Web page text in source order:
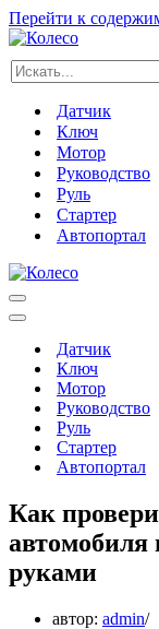
Перейти к
Искать...
Датчик
Ключ
Мотор
Руководство
Руль
Стартер
Автопортал
Меню
навигации
Меню
навигацииДатчик
Ключ
Мотор
Руководство
Руль
Стартер
Автопортал
Как
автомобиля
руками
автор: admin